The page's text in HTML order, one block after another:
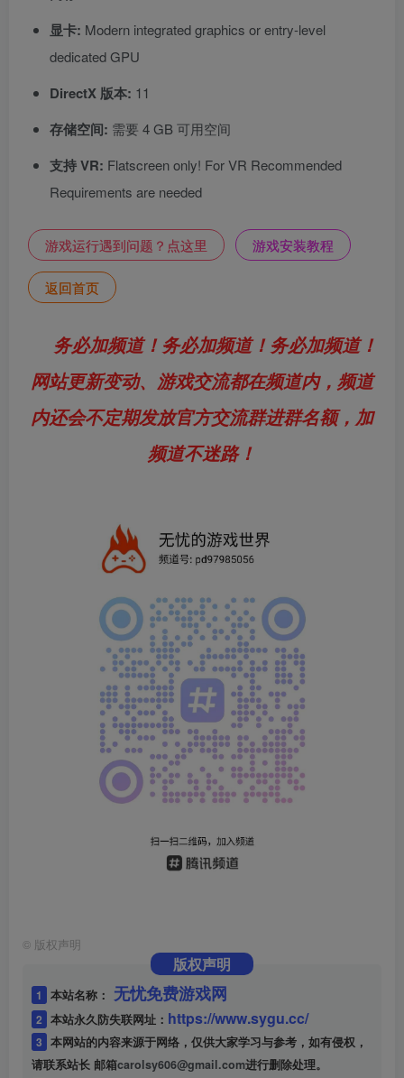
显卡: Modern integrated graphics or entry-level
dedicated GPU
DirectX 版本: 11
存储空间: 需要 4 GB 可用空间
支持 VR: Flatscreen only! For VR Recommended
Requirements are needed
游戏运行遇到问题？点这里 游戏安装教程
返回首页
务必加频道！务必加频道！务必加频道！
网站更新变动、游戏交流都在频道内，频道
内还会不定期发放官方交流群进群名额，加
频道不迷路！
© 版权声明
版权声明
1 本站名称： 无忧免费游戏网
2 本站永久防失联网址： https://www.sygu.cc/
3 本网站的内容来源于网络，仅供大家学习与参考，如有侵权，
请联系站长 邮箱carolsy606@gmail.com进行删除处理。